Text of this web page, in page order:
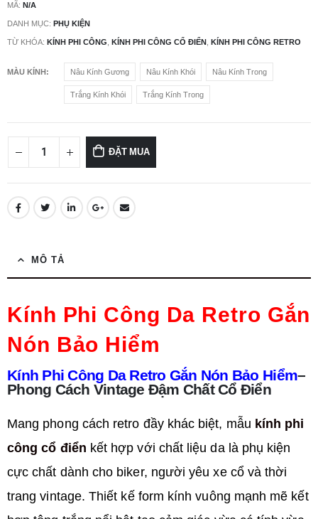
MÃ: N/A
DANH MỤC: PHỤ KIỆN
TỪ KHÓA: KÍNH PHI CÔNG KÍNH PHI CÔNG CỔ ĐIỂN KÍNH PHI CÔNG RETRO
MÀU KÍNH Nâu Kính Gương Nâu Kính Khói Nâu Kính Trong
Trắng Kính Khói Trắng Kính Trong
ĐẶT MUA
MÔ TẢ
Kính Phi Công Da Retro Gắn
Nón Bảo Hiểm
Kính Phi Công Da Retro Gắn Nón Bảo Hiểm–
Phong Cách Vintage Đậm Chất Cổ Điển
Mang phong cách retro đầy khác biệt, mẫu kính phi
công cổ điển kết hợp với chất liệu da là phụ kiện
cực chất dành cho biker, người yêu xe cổ và thời
trang vintage. Thiết kế form kính vuông mạnh mẽ kết